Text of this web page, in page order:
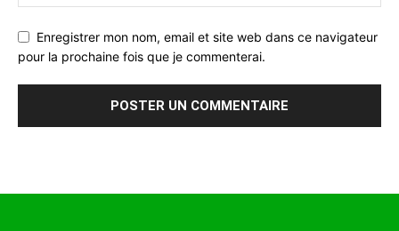
Enregistrer mon nom, email et site web dans ce navigateur
pour la prochaine fois que je commenterai.